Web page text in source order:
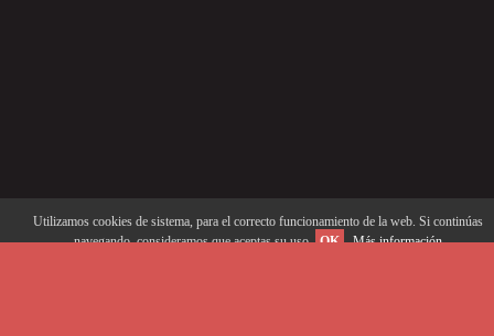
Utilizamos cookies de sistema, para el correcto funcionamiento de la web. Si continúas
navegando, consideramos que aceptas su uso. OK Más información